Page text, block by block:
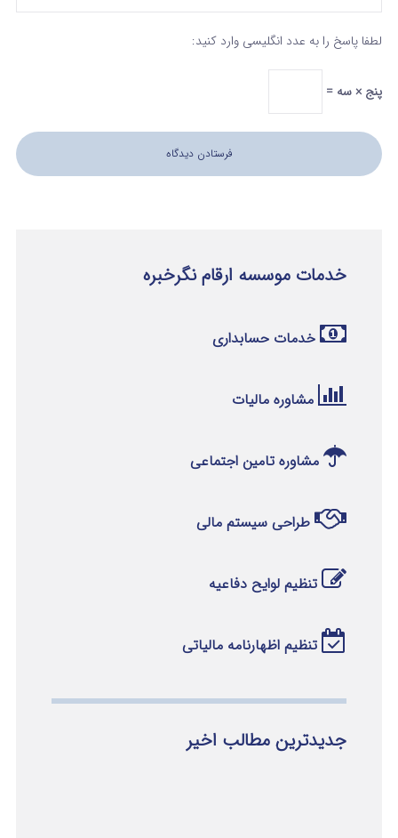
لطفا پاسخ را به عدد انگلیسی وارد کنید:
پنج × سه =
خدمات موسسه ارقام نگرخبره
خدمات حسابداری
مشاوره مالیات
مشاوره تامین اجتماعی
طراحی سیستم مالی
تنظیم لوایح دفاعیه
تنظیم اظهارنامه مالیاتی
جدیدترین مطالب اخیر